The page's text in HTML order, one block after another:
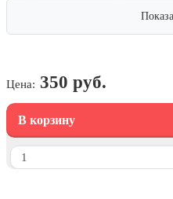
День матери (последнее
5 декабря, День начала
контрнаступления советских войск
9 декабря, Международный день
борьбы с коррупцией
9 декабря, День Героев Отечества
Цена: 350 руб.
В корзину